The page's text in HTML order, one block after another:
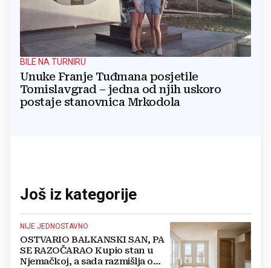
BILE NA TURNIRU
Unuke Franje Tuđmana posjetile
Tomislavgrad – jedna od njih uskoro
postaje stanovnica Mrkodola
Još iz kategorije
NIJE JEDNOSTAVNO
OSTVARIO BALKANSKI SAN, PA
SE RAZOČARAO Kupio stan u
Njemačkoj, a sada razmišlja o